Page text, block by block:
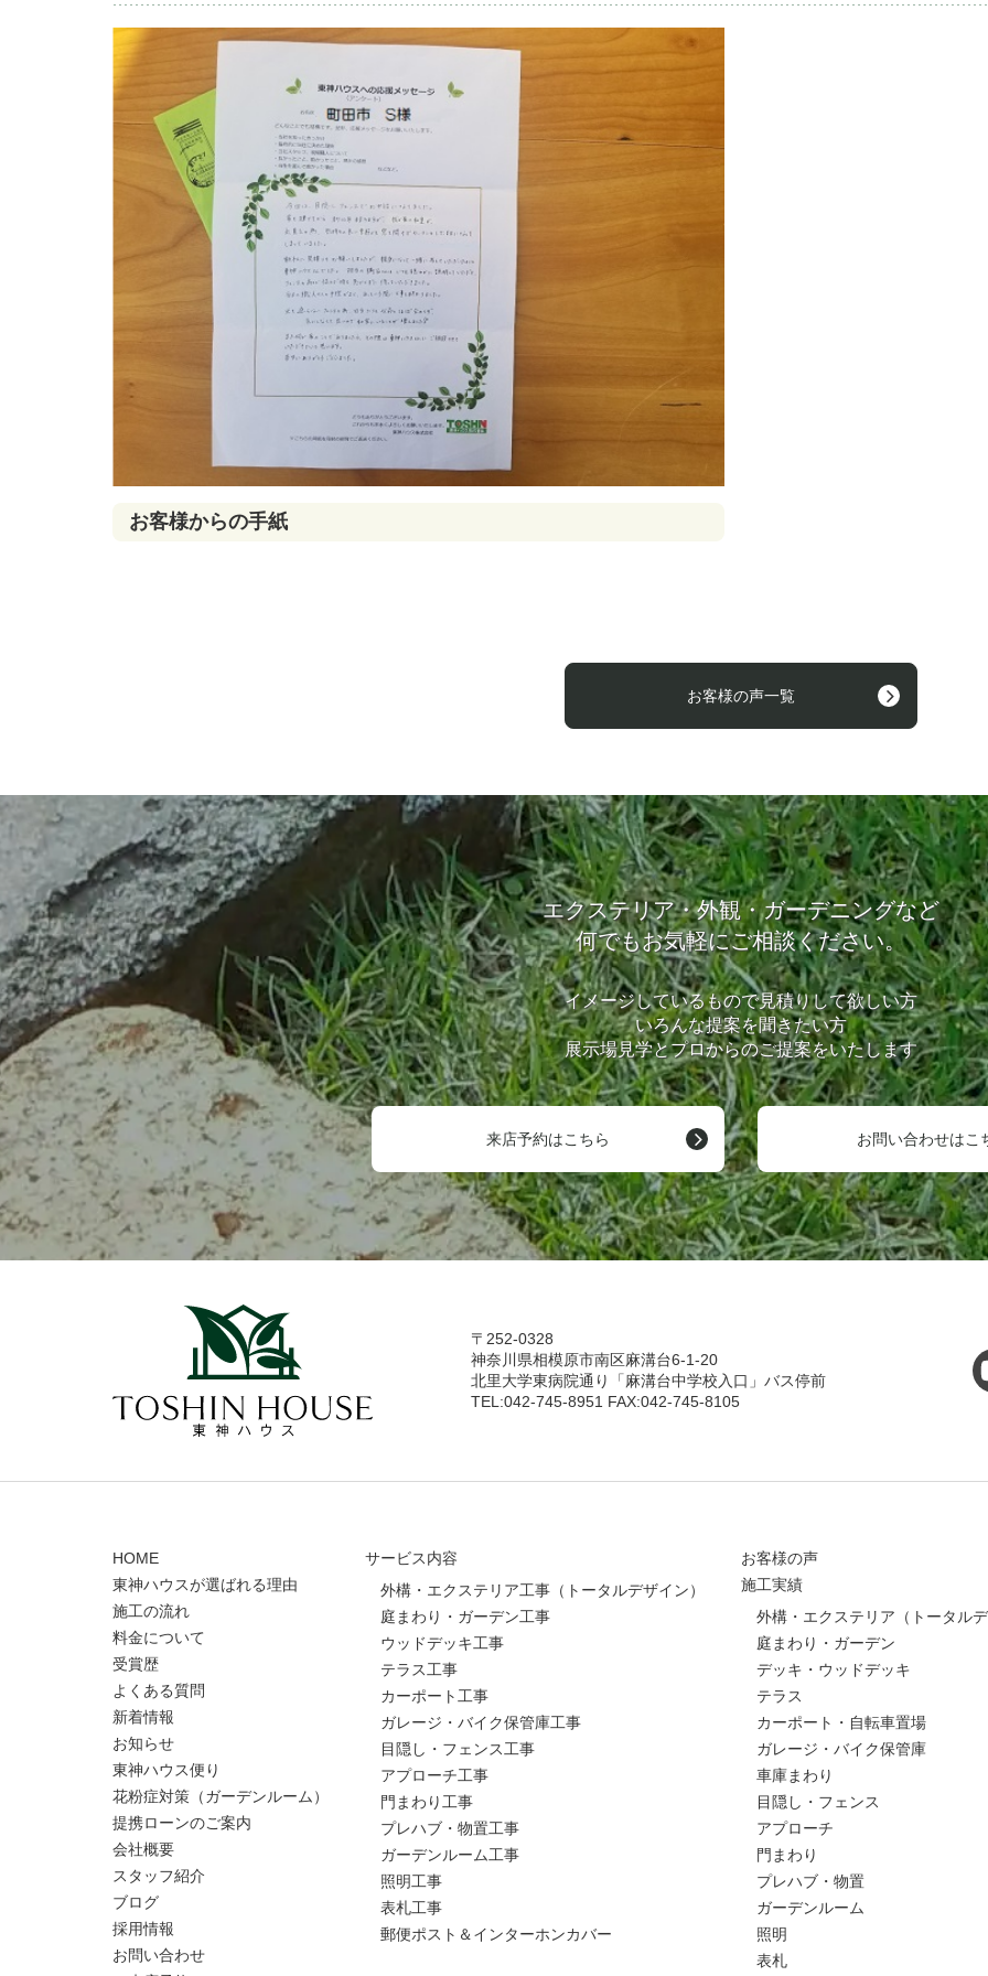
お客様からの手紙
お客様の声一覧
エクステリア・外観・ガーデニングなど
何でもお気軽にご相談ください。
イメージしているもので見積りして欲しい方
いろんな提案を聞きたい方
展示場見学とプロからのご提案をいたします
来店予約はこちら お問い合わせはこ
〒252-0328
神奈川県相模原市南区麻溝台6-1-20
北里大学東病院通り「麻溝台中学校入口」バス停前
TEL:042-745-8951 FAX:042-745-8105
HOME
東神ハウスが選ばれる理由
施工の流れ
料金について
受賞歴
よくある質問
新着情報
お知らせ
東神ハウス便り
花粉症対策（ガーデンルーム）
提携ローンのご案内
会社概要
スタッフ紹介
ブログ
採用情報
お問い合わせ
サービス内容
外構・エクステリア工事（トータルデザイン）
庭まわり・ガーデン工事
ウッドデッキ工事
テラス工事
カーポート工事
ガレージ・バイク保管庫工事
目隠し・フェンス工事
アプローチ工事
門まわり工事
プレハブ・物置工事
ガーデンルーム工事
照明工事
表札工事
郵便ポスト＆インターホンカバー
お客様の声
施工実績
外構・エクステリア（トータル
庭まわり・ガーデン
デッキ・ウッドデッキ
テラス
カーポート・自転車置場
ガレージ・バイク保管庫
車庫まわり
目隠し・フェンス
アプローチ
門まわり
プレハブ・物置
ガーデンルーム
照明
表札